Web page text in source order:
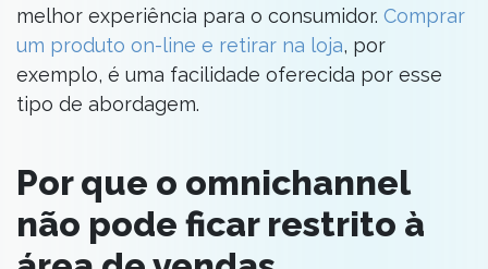
melhor experiência para o consumidor. Comprar
um produto on-line e retirar na loja, por
exemplo, é uma facilidade oferecida por esse
tipo de abordagem.
Por que o omnichannel
não pode ficar restrito à